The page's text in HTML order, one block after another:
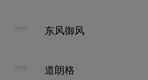
东风御风
道朗格